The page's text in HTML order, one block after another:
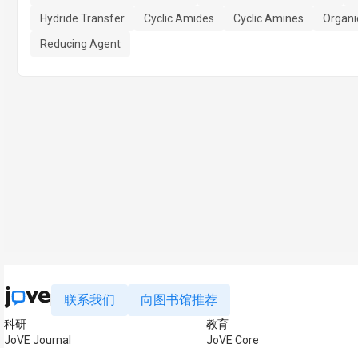
Hydride Transfer
Cyclic Amides Cyclic Amines
Reducing Agent
联系我们 向图书馆推荐
科研
JoVE Journal
教育
JoVE Core